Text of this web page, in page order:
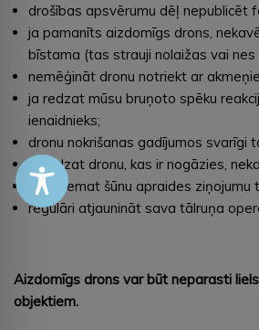
drošības apsvērumu dēļ nepublicēt
ja pamanīts aizdomīgs drons,
bīstama (tas strauji nolaižas vai
nemēģināt dronu notriekt ar
ja redzat mūsu bruņoto spēku
ienaidnieks;
dronu nokrišanas gadījumos svarīgi
ja redzat dronu, kas ir nogāzies,
ja saņemat šūnu apraides
regulāri atjaunināt sava tālruņa
Aizdomīgs drons var būt neparasti
objektiem.